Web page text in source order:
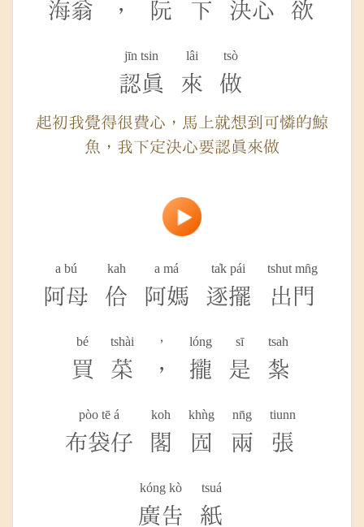
海翁 ， 阮 下 決心 欲
jīn tsin
認真
lâi
來
tsò
做
起初我覺得很費心，馬上就想到可憐的鯨
魚，我下定決心要認真來做
a bú
阿母
kah
佮
a má
阿媽
ta̍k pái
逐擺
tshut mn̂g
出門
bé
買
tshài
菜
，
，
lóng
攏
sī
是
tsah
紮
pòo tē á
布袋仔
koh
閣
khǹg
囥
nn̄g
兩
tiunn
張
kóng kò
廣告
tsuá
紙